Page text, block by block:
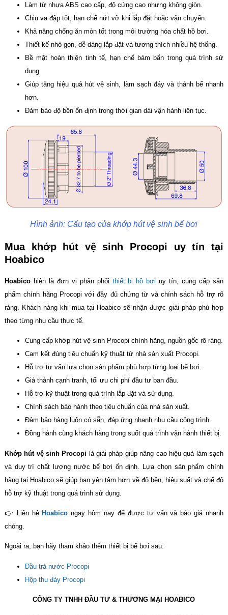
Làm từ nhựa ABS cao cấp, độ cứng cao nhưng không giòn.
Chịu va đập tốt, hạn chế nứt vỡ khi lắp đặt hoặc vận chuyển.
Khả năng chống ăn mòn tốt trong môi trường hóa chất hồ bơi.
Thiết kế nhỏ gọn, dễ dàng lắp đặt và tương thích nhiều hệ thống.
Bề mặt hoàn thiện tinh tế, hạn chế bám bẩn trong quá trình sử
dụng.
Giúp tăng hiệu quả hút vệ sinh, làm sạch đáy và thành bể nhanh
hơn.
Đảm bảo độ bền ổn định trong thời gian dài vận hành liên tục.
Hình ảnh: Cấu tạo của khớp hút vệ sinh bể bơi
Mua khớp hút vệ sinh Procopi uy tín tại
Hoabico
Hoabico hiện là đơn vị phân phối thiết bị hồ bơi uy tín, cung cấp sản
phẩm chính hãng Procopi với đầy đủ chứng từ và chính sách hỗ trợ rõ
ràng. Khách hàng khi mua tại Hoabico sẽ nhận được giải pháp phù hợp
theo từng nhu cầu thực tế.
Cung cấp khớp hút vệ sinh Procopi chính hãng, nguồn gốc rõ ràng.
Cam kết đúng tiêu chuẩn kỹ thuật từ nhà sản xuất Procopi.
Hỗ trợ tư vấn lựa chọn sản phẩm phù hợp từng loại bể bơi.
Giá thành cạnh tranh, tối ưu chi phí đầu tư ban đầu.
Hỗ trợ kỹ thuật trong quá trình lắp đặt và sử dụng.
Chính sách bảo hành theo tiêu chuẩn của nhà sản xuất.
Đảm bảo hàng luôn có sẵn, đáp ứng nhanh nhu cầu công trình.
Đồng hành cùng khách hàng trong suốt quá trình vận hành thiết bị.
Khớp hút vệ sinh Procopi là giải pháp giúp nâng cao hiệu quả làm sạch
và duy trì chất lượng nước bể bơi ổn định. Lựa chọn sản phẩm chính
hãng tại Hoabico sẽ giúp bạn yên tâm hơn về độ bền, hiệu suất và chế độ
hỗ trợ kỹ thuật trong quá trình sử dụng.
👉 Liên hệ Hoabico ngay hôm nay để được tư vấn và báo giá nhanh
chóng.
Ngoài ra, bạn hãy tham khảo thêm thiết bị bể bơi sau:
Đầu trả nước Procopi
Hộp thu đáy Procopi
CÔNG TY TNHH ĐẦU TƯ & THƯƠNG MẠI HOABICO